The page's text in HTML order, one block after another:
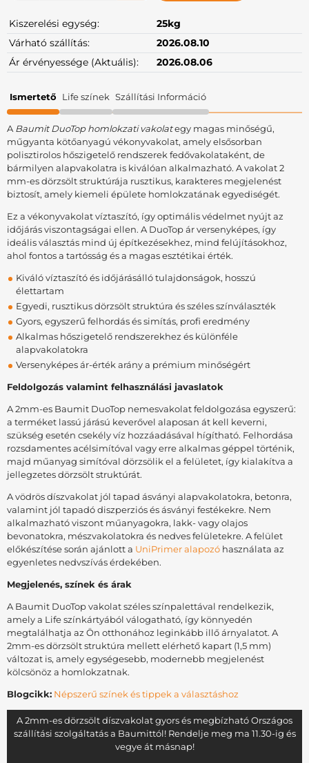
Kiszerelési egység:
25kg
Várható szállítás:
2026.08.10
Ár érvényessége (Aktuális):
2026.08.06
Ismertető Life színek Szállítási Információ
A Baumit DuoTop homlokzati vakolategy magas minőségű,
műgyanta kötőanyagú vékonyvakolat, amely elsősorban
polisztirolos hőszigetelő rendszerek fedővakolataként, de
bármilyen alapvakolatra is kiválóan alkalmazható. A vakolat 2
mm-es dörzsölt struktúrája rusztikus, karakteres megjelenést
biztosít, amely kiemeli épülete homlokzatának egyediségét.
Ez a vékonyvakolat víztaszító, így optimális védelmet nyújt az
időjárás viszontagságai ellen. A DuoTop ár versenyképes, így
ideális választás mind új építkezésekhez, mind felújításokhoz,
ahol fontos a tartósság és a magas esztétikai érték.
Kiváló víztaszító és időjárásálló tulajdonságok, hosszú
élettartam
Egyedi, rusztikus dörzsölt struktúra és széles színválaszték
Gyors, egyszerű felhordás és simítás, profi eredmény
Alkalmas hőszigetelő rendszerekhez és különféle
alapvakolatokra
Versenyképes ár-érték arány a prémium minőségért
Feldolgozás valamint felhasználási javaslatok
A 2mm-es Baumit DuoTop nemesvakolat feldolgozása egyszerű:
a terméket lassú járású keverővel alaposan át kell keverni,
szükség esetén csekély víz hozzáadásával hígítható. Felhordása
rozsdamentes acélsimítóval vagy erre alkalmas géppel történik,
majd műanyag simítóval dörzsölik el a felületet, így kialakítva a
jellegzetes dörzsölt struktúrát.
A vödrös díszvakolat jól tapad ásványi alapvakolatokra, betonra,
valamint jól tapadó diszperziós és ásványi festékekre. Nem
alkalmazható viszont műanyagokra, lakk- vagy olajos
bevonatokra, mészvakolatokra és nedves felületekre. A felület
előkészítése során ajánlott a UniPrimer alapozóhasználata az
egyenletes nedvszívás érdekében.
Megjelenés, színek és árak
A Baumit DuoTop vakolat széles színpalettával rendelkezik,
amely a Life színkártyából válogatható, így könnyedén
megtalálhatja az Ön otthonához leginkább illő árnyalatot. A
2mm-es dörzsölt struktúra mellett elérhető kapart (1,5 mm)
változat is, amely egységesebb, modernebb megjelenést
kölcsönöz a homlokzatnak.
Blogcikk: Népszerű színek és tippek a választáshoz
A 2mm-es dörzsölt díszvakolat gyors és megbízható Országos
szállítási szolgáltatás a Baumittól! Rendelje meg ma 11.30-ig és
vegye át másnap!